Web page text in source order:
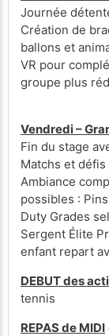
Journée
Création de
ballons et
VR pour
groupe plus
Vendredi –
Fin du stage
Matchs et
Ambiance
possibles :
Duty Grades
Sergent Élite
enfant repart
DEBUT des
tennis
REPAS de MIDI